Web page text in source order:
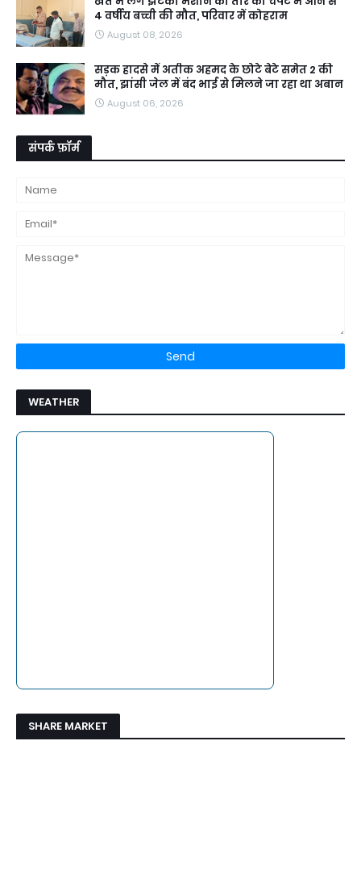
4 वर्षीय बच्ची की मौत, परिवार में कोहराम
August 08, 2026
सड़क हादसे में अतीक अहमद के छोटे बेटे समेत 2 की
मौत, झांसी जेल में बंद भाई से मिलने जा रहा था अबान
August 06, 2026
संपर्क फ़ॉर्म
WEATHER
SHARE MARKET